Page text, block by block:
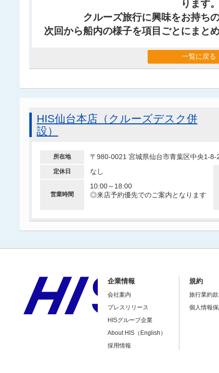
ります
クルーズ旅行に興味をお持ち
次回から船内の様子を項目ごとにまと
一覧に戻る
HIS仙台本店（クルーズデスク併
設）
所在地 〒980-0021 宮城県仙台市青葉区中央1-
定休日 なし
営業時間
10:00～18:00
◎来店予約優先でのご案内となります
企業情報
会社案内
プレスリリース
HISグループ企業
About HIS（English）
採用情報
規約
旅行業約
個人情報